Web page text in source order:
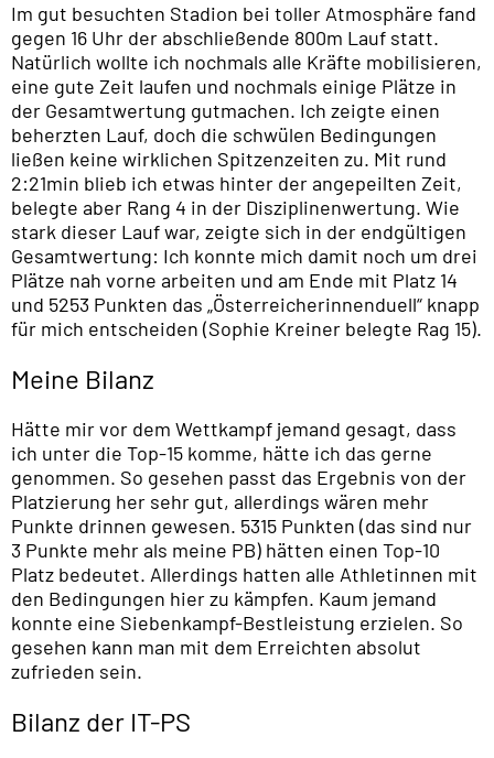
Im gut besuchten Stadion bei toller Atmosphäre fand
gegen 16 Uhr der abschließende 800m Lauf statt.
Natürlich wollte ich nochmals alle Kräfte mobilisieren,
eine gute Zeit laufen und nochmals einige Plätze in
der Gesamtwertung gutmachen. Ich zeigte einen
beherzten Lauf, doch die schwülen Bedingungen
ließen keine wirklichen Spitzenzeiten zu. Mit rund
2:21min blieb ich etwas hinter der angepeilten Zeit,
belegte aber Rang 4 in der Disziplinenwertung. Wie
stark dieser Lauf war, zeigte sich in der endgültigen
Gesamtwertung: Ich konnte mich damit noch um drei
Plätze nah vorne arbeiten und am Ende mit Platz 14
und 5253 Punkten das „Österreicherinnenduell“ knapp
für mich entscheiden (Sophie Kreiner belegte Rag 15).
Meine Bilanz
Hätte mir vor dem Wettkampf jemand gesagt, dass
ich unter die Top-15 komme, hätte ich das gerne
genommen. So gesehen passt das Ergebnis von der
Platzierung her sehr gut, allerdings wären mehr
Punkte drinnen gewesen. 5315 Punkten (das sind nur
3 Punkte mehr als meine PB) hätten einen Top-10
Platz bedeutet. Allerdings hatten alle Athletinnen mit
den Bedingungen hier zu kämpfen. Kaum jemand
konnte eine Siebenkampf-Bestleistung erzielen. So
gesehen kann man mit dem Erreichten absolut
zufrieden sein.
Bilanz der IT-PS